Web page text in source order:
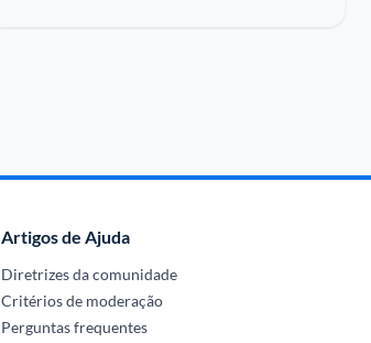
Artigos de Ajuda
Diretrizes da comunidade
Critérios de moderação
Perguntas frequentes